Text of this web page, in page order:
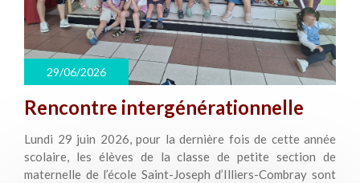
29/06/2026
Rencontre intergénérationnelle
Lundi 29 juin 2026, pour la dernière fois de cette année
scolaire, les élèves de la classe de petite section de
maternelle de l’école Saint-Joseph d’Illiers-Combray sont